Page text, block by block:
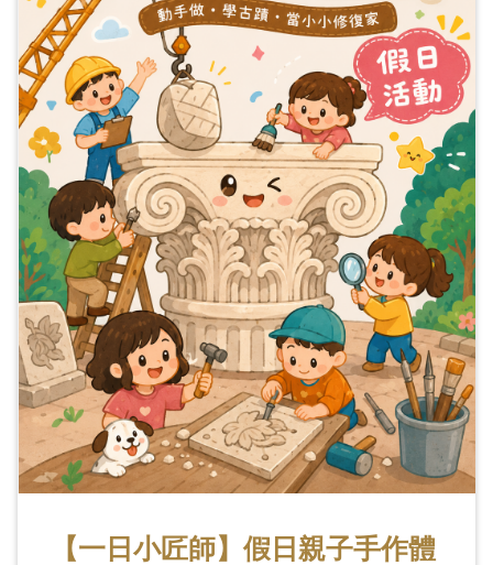
【一日小匠師】假日親子手作體